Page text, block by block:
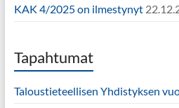
KAK 4/2025 on ilmestynyt
Tapahtumat
Taloustieteellisen Yhdistyksen